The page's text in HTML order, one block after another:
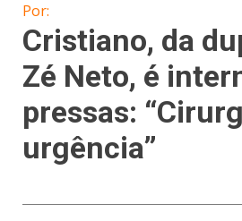
Por:
Cristiano, da
Zé Neto, é
pressas:
urgência”